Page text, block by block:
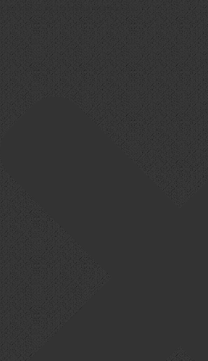
Cookie-Zustimmung verwalten